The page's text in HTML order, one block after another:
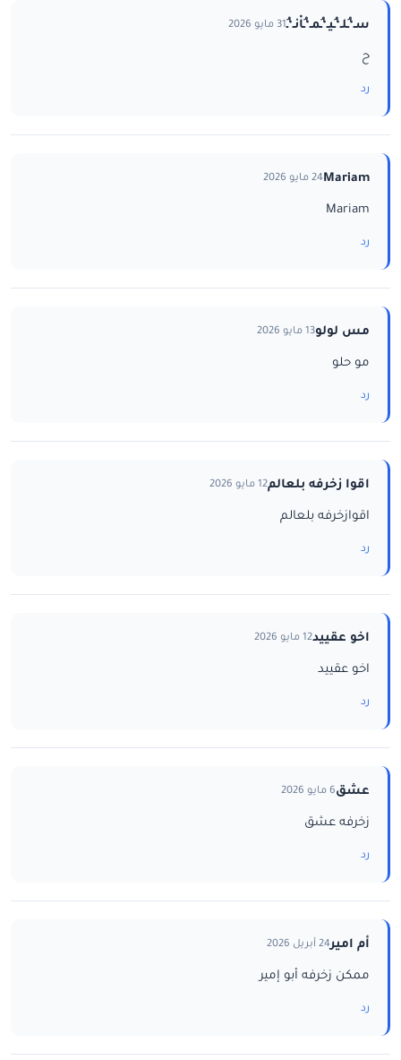
سـ‘ـُلـ‘ـُيـ‘ـُمـ‘ـُاْنـ‘ـُ31 مايو 2026
ح
رد
Mariam24 مايو 2026
Mariam
رد
مس لولو13 مايو 2026
مو حلو
رد
اقوا زخرفه بلعالم12 مايو 2026
اقوازخرفه بلعالم
رد
اخو عقييد12 مايو 2026
اخو عقييد
رد
عشق6 مايو 2026
زخرفه عشق
رد
أم امير24 أبريل 2026
ممكن زخرفه أبو إمير
رد